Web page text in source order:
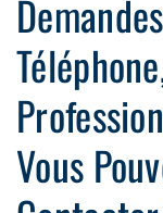
Vous